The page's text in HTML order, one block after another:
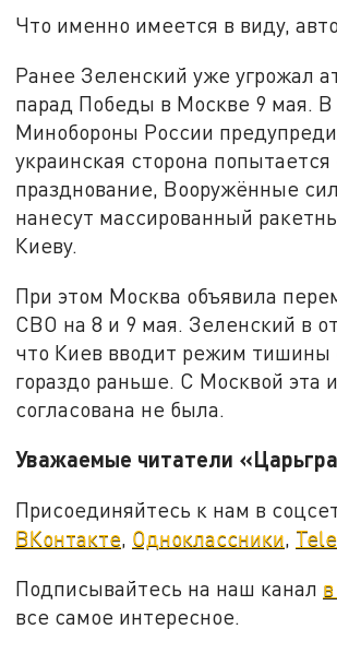
Что именно имеется в виду,
Ранее Зеленский уже угрожал
парад Победы в Москве 9 мая. В
Минобороны России
украинская сторона попытается
празднование, Вооружённые
нанесут массированный
Киеву.
При этом Москва объявила
СВО на 8 и 9 мая. Зеленский в
что Киев вводит режим
гораздо раньше. С Москвой эта
согласована не была.
Уважаемые читатели
Присоединяйтесь к нам в
ВКонтакте, Одноклассники,
Подписывайтесь на наш канал
все самое интересное.